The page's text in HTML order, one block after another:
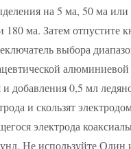
на 5 ма, 50 ма
ма. Затем
выбора
0,5 мл
и скользят
электрода
Не используйте